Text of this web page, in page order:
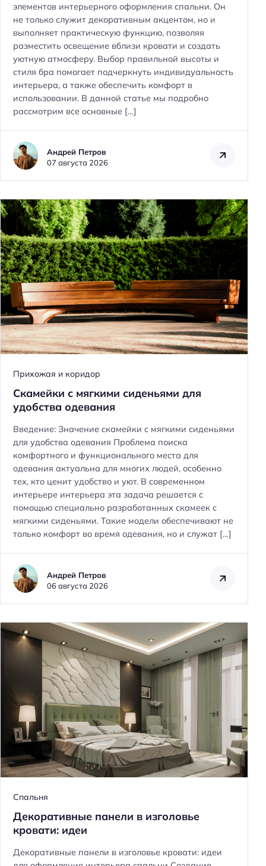
элементов интерьерного оформления спальни. Он
не только служит декоративным акцентом, но и
выполняет практическую функцию, позволяя
разместить освещение вблизи кровати и создать
уютную атмосферу. Выбор правильной высоты и
стиля бра помогает подчеркнуть индивидуальность
интерьера, а также обеспечить комфорт в
использовании. В данной статье мы подробно
рассмотрим все основные […]
Андрей Петров
07 августа 2026
Прихожая и коридор
Скамейки с мягкими сиденьями для
удобства одевания
Введение: Значение скамейки с мягкими сиденьями
для удобства одевания Проблема поиска
комфортного и функционального места для
одевания актуальна для многих людей, особенно
тех, кто ценит удобство и уют. В современном
интерьере интерьера эта задача решается с
помощью специально разработанных скамеек с
мягкими сиденьями. Такие модели обеспечивают не
только комфорт во время одевания, но и служат […]
Андрей Петров
06 августа 2026
Спальня
Декоративные панели в изголовье
кровати: идеи
Декоративные панели в изголовье кровати: идеи